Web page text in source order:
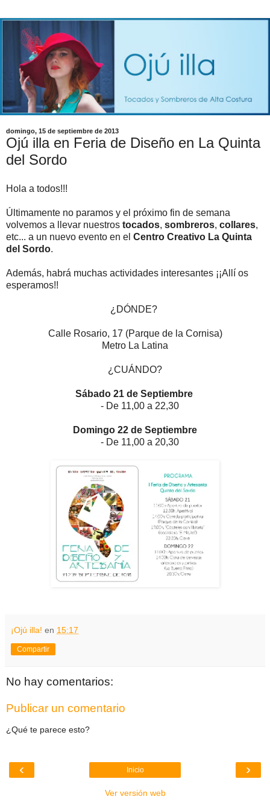
domingo, 15 de septiembre de 2013
Ojú illa en Feria de Diseño en La Quinta
del Sordo
Hola a todos!!!
Últimamente no paramos y el próximo fin de semana
volvemos a llevar nuestros tocados, sombreros, collares,
etc... a un nuevo evento en el Centro Creativo La Quinta
del Sordo.
Además, habrá muchas actividades interesantes ¡¡Allí os
esperamos!!
¿DÓNDE?
Calle Rosario, 17 (Parque de la Cornisa)
Metro La Latina
¿CUÁNDO?
Sábado 21 de Septiembre
- De 11,00 a 22,30
Domingo 22 de Septiembre
- De 11,00 a 20,30
¡Ojú illa! en 15:17
Compartir
No hay comentarios:
Publicar un comentario
¿Qué te parece esto?
‹ ›
Inicio
Ver versión web